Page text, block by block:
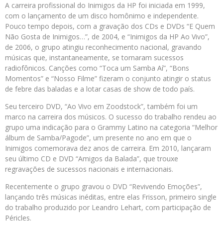
A carreira profissional do Inimigos da HP foi iniciada em 1999,
com o lançamento de um disco homônimo e independente.
Pouco tempo depois, com a gravação dos CDs e DVDs “E Quem
Não Gosta de Inimigos…”, de 2004, e “Inimigos da HP Ao Vivo”,
de 2006, o grupo atingiu reconhecimento nacional, gravando
músicas que, instantaneamente, se tornaram sucessos
radiofônicos. Canções como “Toca um Samba Aí”, “Bons
Momentos” e “Nosso Filme” fizeram o conjunto atingir o status
de febre das baladas e a lotar casas de show de todo país.
Seu terceiro DVD, “Ao Vivo em Zoodstock”, também foi um
marco na carreira dos músicos. O sucesso do trabalho rendeu ao
grupo uma indicação para o Grammy Latino na categoria “Melhor
álbum de Samba/Pagode”, um presente no ano em que o
Inimigos comemorava dez anos de carreira. Em 2010, lançaram
seu último CD e DVD “Amigos da Balada”, que trouxe
regravações de sucessos nacionais e internacionais.
Recentemente o grupo gravou o DVD “Revivendo Emoções”,
lançando três músicas inéditas, entre elas Frisson, primeiro single
do trabalho produzido por Leandro Lehart, com participação de
Péricles.